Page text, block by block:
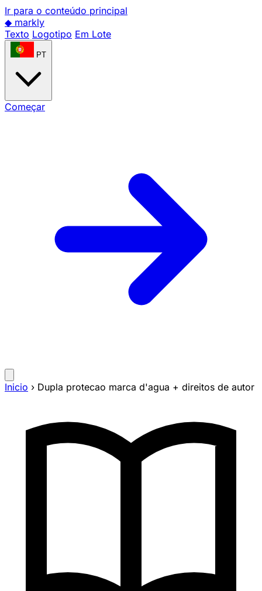
Ir para o conteúdo principal
◆ markly
Texto Logotipo Em Lote
PT
Começar
Inicio › Dupla protecao marca d'agua + direitos de autor